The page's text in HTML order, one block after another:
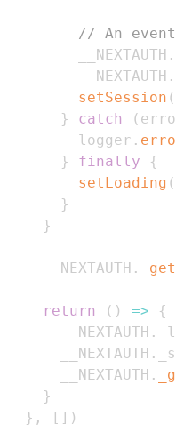
// An
        __NEXTAUTH
.
        __NEXTAUTH
.
setSession (
}
catch (
        logger
.
}
finally
{
setLoading (
}
}
    __NEXTAUTH
.
return ( ) =>
{
      __NEXTAUTH
.
      __NEXTAUTH
.
      __NEXTAUTH
.
}
} , [ ] )